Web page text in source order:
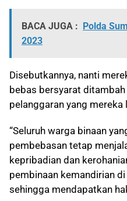
BACA JUGA : Polda
2023
Disebutkannya, nanti
bebas bersyarat
pelanggaran yang mereka
“Seluruh warga binaan
pembebasan tetap
kepribadian dan
pembinaan kemandirian
sehingga mendapatkan